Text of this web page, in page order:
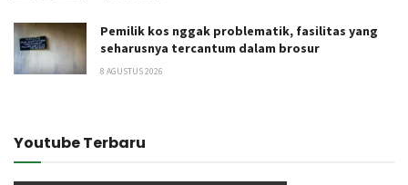
Pemilik kos nggak problematik, fasilitas yang
seharusnya tercantum dalam brosur
8 AGUSTUS 2026
Youtube Terbaru